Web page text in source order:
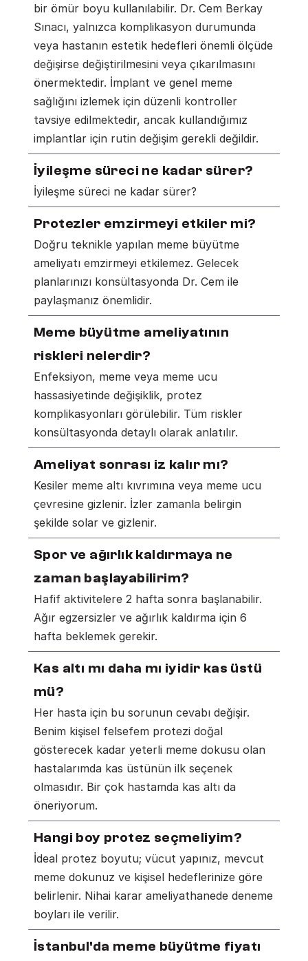
bir ömür boyu kullanılabilir. Dr. Cem Berkay
Sınacı, yalnızca komplikasyon durumunda
veya hastanın estetik hedefleri önemli ölçüde
değişirse değiştirilmesini veya çıkarılmasını
önermektedir. İmplant ve genel meme
sağlığını izlemek için düzenli kontroller
tavsiye edilmektedir, ancak kullandığımız
implantlar için rutin değişim gerekli değildir.
İyileşme süreci ne kadar sürer?
İyileşme süreci ne kadar sürer?
Protezler emzirmeyi etkiler mi?
Doğru teknikle yapılan meme büyütme
ameliyatı emzirmeyi etkilemez. Gelecek
planlarınızı konsültasyonda Dr. Cem ile
paylaşmanız önemlidir.
Meme büyütme ameliyatının
riskleri nelerdir?
Enfeksiyon, meme veya meme ucu
hassasiyetinde değişiklik, protez
komplikasyonları görülebilir. Tüm riskler
konsültasyonda detaylı olarak anlatılır.
Ameliyat sonrası iz kalır mı?
Kesiler meme altı kıvrımına veya meme ucu
çevresine gizlenir. İzler zamanla belirgin
şekilde solar ve gizlenir.
Spor ve ağırlık kaldırmaya ne
zaman başlayabilirim?
Hafif aktivitelere 2 hafta sonra başlanabilir.
Ağır egzersizler ve ağırlık kaldırma için 6
hafta beklemek gerekir.
Kas altı mı daha mı iyidir kas üstü
mü?
Her hasta için bu sorunun cevabı değişir.
Benim kişisel felsefem protezi doğal
gösterecek kadar yeterli meme dokusu olan
hastalarımda kas üstünün ilk seçenek
olmasıdır. Bir çok hastamda kas altı da
öneriyorum.
Hangi boy protez seçmeliyim?
İdeal protez boyutu; vücut yapınız, mevcut
meme dokunuz ve kişisel hedeflerinize göre
belirlenir. Nihai karar ameliyathanede deneme
boyları ile verilir.
İstanbul'da meme büyütme fiyatı